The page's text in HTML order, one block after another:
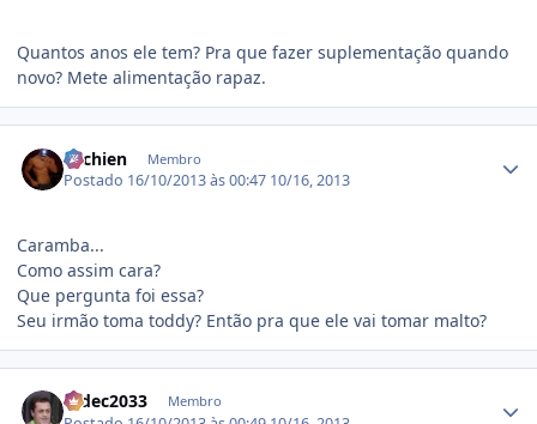
Quantos anos ele tem? Pra que fazer suplementação quando
novo? Mete alimentação rapaz.
ritchien Membro
Postado 16/10/2013 às 00:47 10/16, 2013
Caramba...
Como assim cara?
Que pergunta foi essa?
Seu irmão toma toddy? Então pra que ele vai tomar malto?
radec2033 Membro